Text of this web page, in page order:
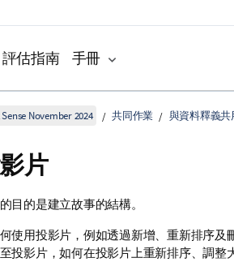
評估指南 手冊
November 2024 共同作業 與資料釋義
片
目的是建立故事的結構。
使用投影片，例如透過新增、重新排序及
投影片，如何在投影片上重新排序、調整